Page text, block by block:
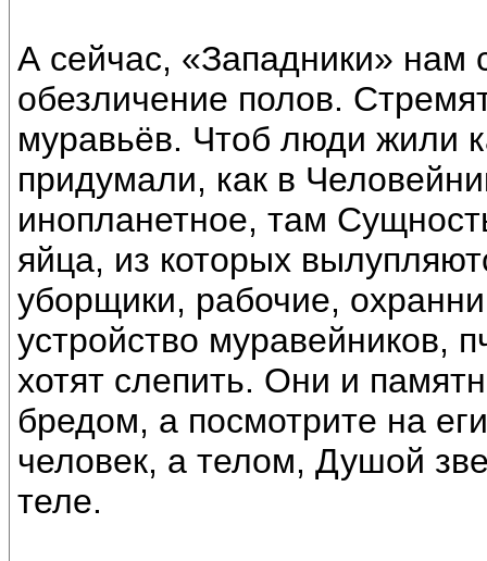
А сейчас, «Западники» нам
обезличение полов.
муравьёв. Чтоб люди жили
придумали, как в
инопланетное, там
яйца, из которых
уборщики, рабочие,
устройство муравейников,
хотят слепить. Они и
бредом, а посмотрите на
человек, а телом, Душой
теле.